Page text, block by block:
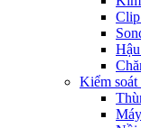
Clip
Kiểm soát